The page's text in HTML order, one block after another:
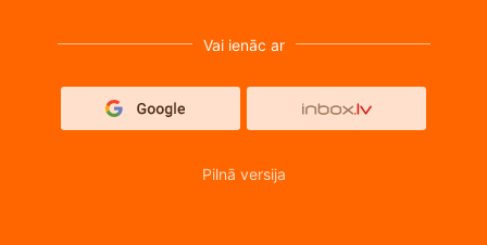
Vai ienāc ar
Pilnā versija